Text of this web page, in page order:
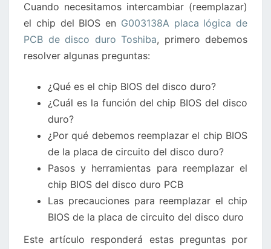
DE
DISCO
DURO
TOSHIBA
Cuando necesitamos intercambiar (reemplazar)
el chip del BIOS en G003138A placa lógica de
PCB de disco duro Toshiba, primero debemos
resolver algunas preguntas:
¿Qué es el chip BIOS del disco duro?
¿Cuál es la función del chip BIOS del disco
duro?
¿Por qué debemos reemplazar el chip BIOS
de la placa de circuito del disco duro?
Pasos y herramientas para reemplazar el
chip BIOS del disco duro PCB
Las precauciones para reemplazar el chip
BIOS de la placa de circuito del disco duro
Este artículo responderá estas preguntas por